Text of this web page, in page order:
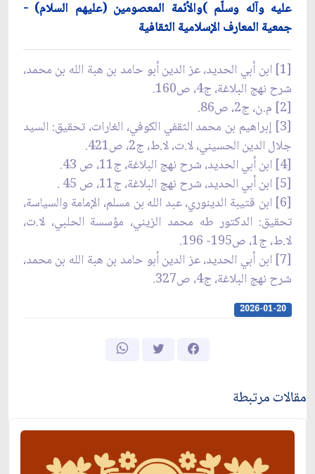
عليه وآله وسلّم )والأئمة المعصومين (عليهم السلام) -
جمعية المعارف الإسلامية الثقافية
[1] ابن أبي الحديد، عز الدين أبو حامد بن هبة الله بن محمد،
شرح نهج البلاغة، ج4، ص160.
[2] م.ن، ج2، ص86.
[3] إبراهيم بن محمد الثقفي الكوفي، الغارات، تحقيق: السيد
جلال الدين الحسيني، لا.ت، لا.ط، ج2، ص421.
[4] ابن أبي الحديد، شرح نهج البلاغة، ج11، ص 43.
[5] ابن أبي الحديد، شرح نهج البلاغة، ج11، ص 45 .
[6] ابن قتيبة الدينوري، عبد الله بن مسلم، الإمامة والسياسة،
تحقيق: الدكتور طه محمد الزيني، مؤسسة الحلبي، لا.ت،
لا.ط، ج1، ص195- 196.
[7] ابن أبي الحديد، عز الدين أبو حامد بن هبة الله بن محمد،
شرح نهج البلاغة، ج4، ص327.
2026-01-20
مقالات مرتبطة